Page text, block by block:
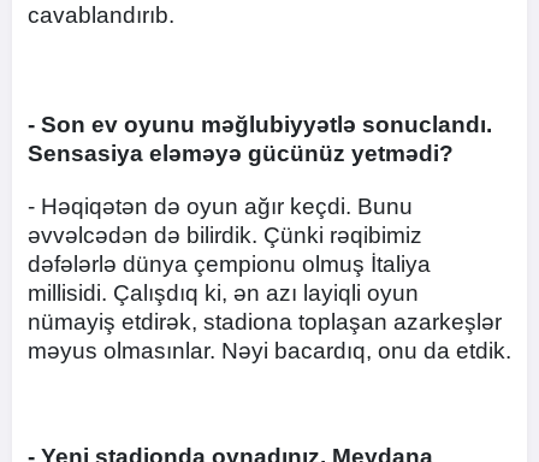
cavablandırıb.
- Son ev oyunu məğlubiyyətlə sonuclandı.
Sensasiya eləməyə gücünüz yetmədi?
- Həqiqətən də oyun ağır keçdi. Bunu
əvvəlcədən də bilirdik. Çünki rəqibimiz
dəfələrlə dünya çempionu olmuş İtaliya
millisidi. Çalışdıq ki, ən azı layiqli oyun
nümayiş etdirək, stadiona toplaşan azarkeşlər
məyus olmasınlar. Nəyi bacardıq, onu da etdik.
- Yeni stadionda oynadınız. Meydana